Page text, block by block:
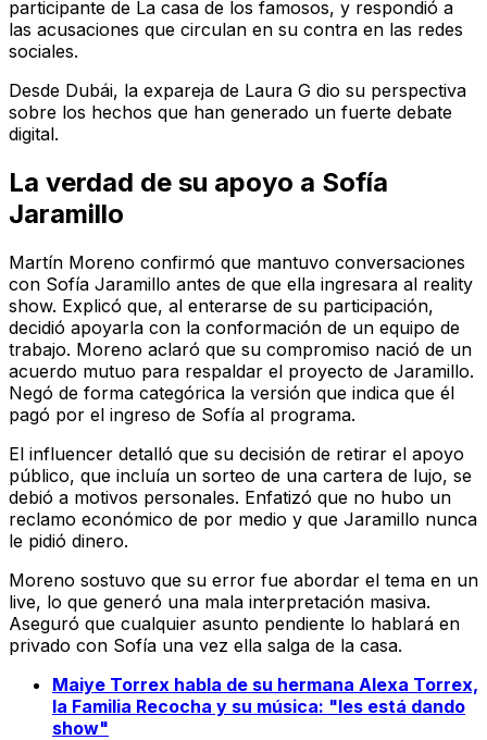
participante de La casa de los famosos, y respondió a
las acusaciones que circulan en su contra en las redes
sociales.
Desde Dubái, la expareja de Laura G dio su perspectiva
sobre los hechos que han generado un fuerte debate
digital.
La verdad de su apoyo a Sofía
Jaramillo
Martín Moreno confirmó que mantuvo conversaciones
con Sofía Jaramillo antes de que ella ingresara al reality
show. Explicó que, al enterarse de su participación,
decidió apoyarla con la conformación de un equipo de
trabajo. Moreno aclaró que su compromiso nació de un
acuerdo mutuo para respaldar el proyecto de Jaramillo.
Negó de forma categórica la versión que indica que él
pagó por el ingreso de Sofía al programa.
El influencer detalló que su decisión de retirar el apoyo
público, que incluía un sorteo de una cartera de lujo, se
debió a motivos personales. Enfatizó que no hubo un
reclamo económico de por medio y que Jaramillo nunca
le pidió dinero.
Moreno sostuvo que su error fue abordar el tema en un
live, lo que generó una mala interpretación masiva.
Aseguró que cualquier asunto pendiente lo hablará en
privado con Sofía una vez ella salga de la casa.
Maiye Torrex habla de su hermana Alexa Torrex,
la Familia Recocha y su música: "les está dando
show"